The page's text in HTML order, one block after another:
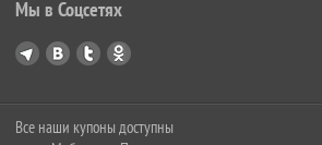
Мы в Соцсетях
Все наши купоны доступны